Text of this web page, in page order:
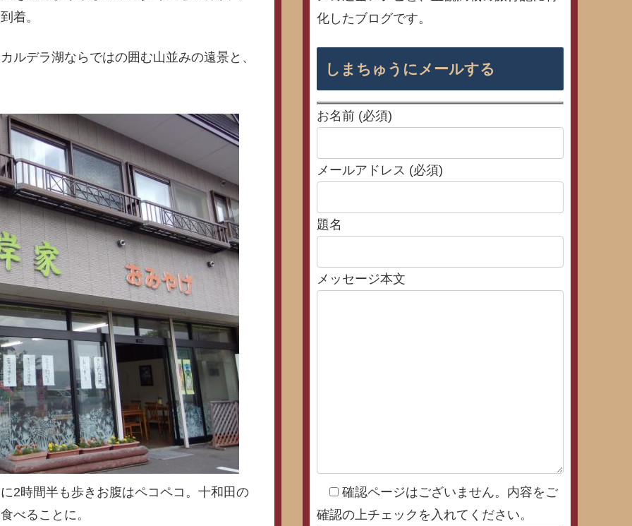
着。
ルデラ湖ならではの囲む山並みの遠景と、
2時間半も歩きお腹はペコペコ。十和田の
べることに。
化したブログです。
しまちゅうにメールする
お名前 (必須)
メールアドレス (必須)
題名
メッセージ本文
確認ページはございません。内容をご
確認の上チェックを入れてください。